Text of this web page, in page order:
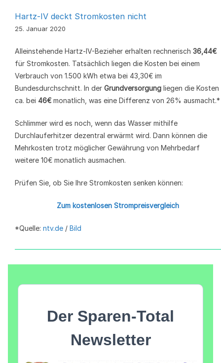
Hartz-IV deckt Stromkosten nicht
25. Januar 2020
Alleinstehende Hartz-IV-Bezieher erhalten rechnerisch 36,44€
für Stromkosten. Tatsächlich liegen die Kosten bei einem
Verbrauch von 1.500 kWh etwa bei 43,30€ im
Bundesdurchschnitt. In der Grundversorgung liegen die Kosten
ca. bei 46€ monatlich, was eine Differenz von 26% ausmacht.*
Schlimmer wird es noch, wenn das Wasser mithilfe
Durchlauferhitzer dezentral erwärmt wird. Dann können die
Mehrkosten trotz möglicher Gewährung von Mehrbedarf
weitere 10€ monatlich ausmachen.
Prüfen Sie, ob Sie Ihre Stromkosten senken können:
Zum kostenlosen Strompreisvergleich
*Quelle: ntv.de / Bild